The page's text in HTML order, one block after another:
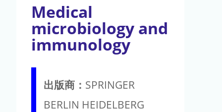
Medical
microbiology and
immunology
出版商： SPRINGER
BERLIN HEIDELBERG